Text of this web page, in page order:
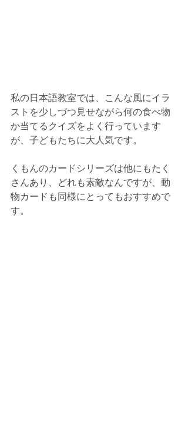
私の日本語教室では、こんな風にイラ
ストを少しづつ見せながら何の食べ物
か当てるクイズをよく行っています
が、子どもたちに大人気です。
くもんのカードシリーズは他にもたく
さんあり、どれも素敵なんですが、動
物カードも同様にとってもおすすめで
す。